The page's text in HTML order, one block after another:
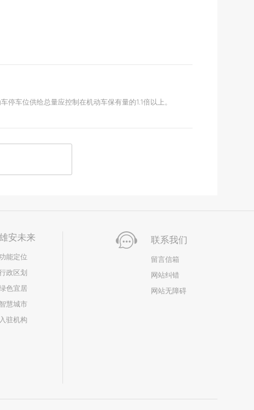
车位供给总量应控制在机动车保有量的1.1倍以上。
安未来
能定位
政区划
色宜居
智慧城市
入驻机构
联系我们
留言信箱
网站纠错
网站无障碍